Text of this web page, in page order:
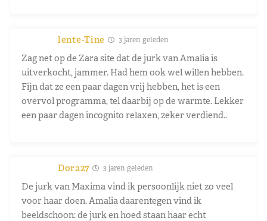
lente-Tine 3 jaren geleden
Zag net op de Zara site dat de jurk van Amalia is
uitverkocht, jammer. Had hem ook wel willen hebben.
Fijn dat ze een paar dagen vrij hebben, het is een
overvol programma, tel daarbij op de warmte. Lekker
een paar dagen incognito relaxen, zeker verdiend..
Dora27 3 jaren geleden
De jurk van Maxima vind ik persoonlijk niet zo veel
voor haar doen. Amalia daarentegen vind ik
beeldschoon: de jurk en hoed staan haar echt